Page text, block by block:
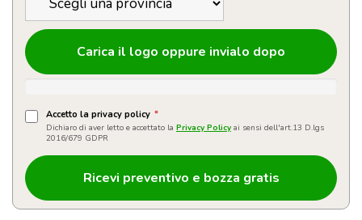
Carica il logo oppure invialo dopo
Accetto la privacy policy *
Dichiaro di aver letto e accettato la Privacy Policy ai sensi dell'art.13 D.lgs
2016/679 GDPR